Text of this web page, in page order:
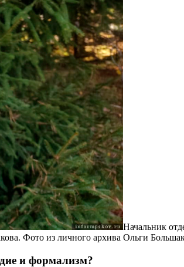
Начальник
Фото из личного архива Ольги
и формализм?